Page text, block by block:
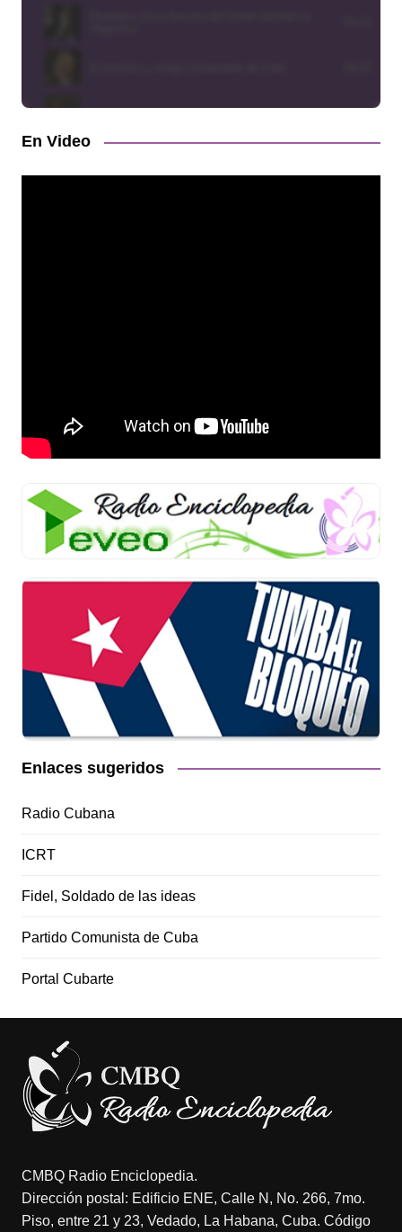
En Video
Enlaces sugeridos
Radio Cubana
ICRT
Fidel, Soldado de las ideas
Partido Comunista de Cuba
Portal Cubarte
CMBQ Radio Enciclopedia.
Dirección postal: Edificio ENE, Calle N, No. 266, 7mo.
Piso, entre 21 y 23, Vedado, La Habana, Cuba. Código